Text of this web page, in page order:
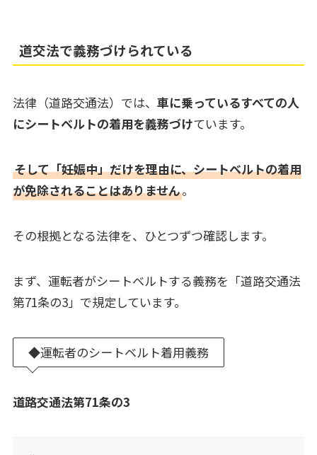
道交法で義務づけられている
法律（道路交通法）では、 車に乗っているすべての人
にシートベルトの着用を義務づけています。
そして「妊娠中」だけを理由に、シートベルトの着用
が免除されることはありません。
その根拠となる法律を、ひとつずつ確認します。
まず、運転者がシートベルトする義務を「道路交通法
第71条の3」で規定しています。
◆運転者のシートベルト着用義務
道路交通法第71条の3